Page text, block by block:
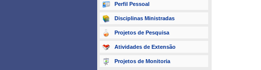
Perfil Pessoal
Disciplinas Ministradas
Projetos de Pesquisa
Atividades de Extensão
Projetos de Monitoria